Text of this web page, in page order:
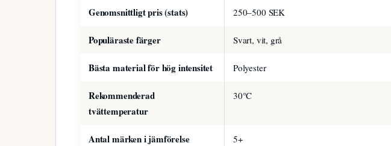
Genomsnittligt pris (stats) 250–500 SEK
Populäraste färger Svart, vit, grå
Bästa material för hög intensitet Polyester
Rekommenderad
tvättemperatur
30°C
Antal märken i jämförelse 5+